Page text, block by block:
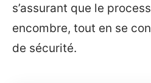
s’assurant que le
encombre, tout en se
de sécurité.